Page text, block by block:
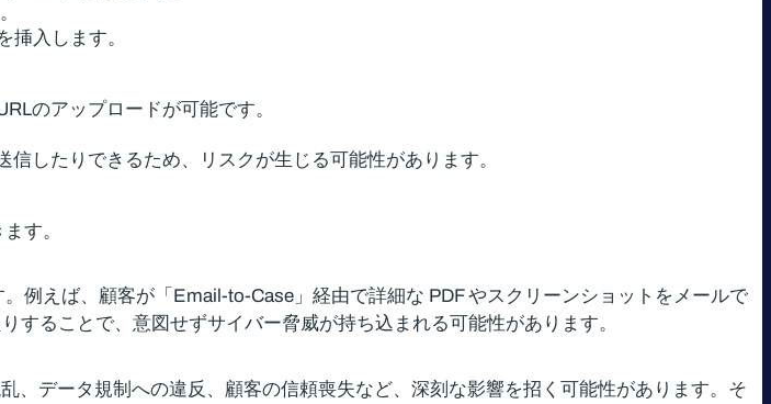
入します。
のアップロードが可能です。
したりできるため、リスクが生じる可能性があります。
す。
例えば、顧客が「Email-to-Case」経由で詳細な PDF やスクリーンショットをメールで
ることで、意図せずサイバー脅威が持ち込まれる可能性があります。
データ規制への違反、顧客の信頼喪失など、深刻な影響を招く可能性があります。そ